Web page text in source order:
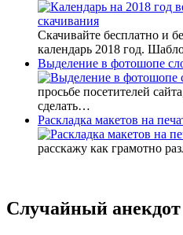
Скачивайте бесплатно и
календарь 2018 год.
Выделение в фотошопе
просьбе посетителей
сделать…
Раскладка макетов на
расскажу как грамотно
Случайный анекдот